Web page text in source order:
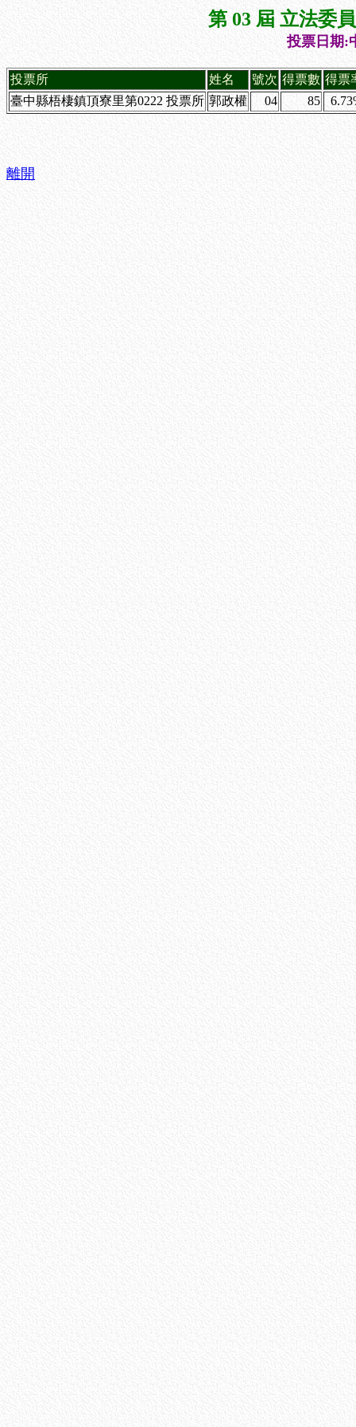
第 03 屆 立法委
投票日期:
投票所 姓名 號次 得票數 得票
臺中縣梧棲鎮頂寮里第0222 投票所 郭政權 04 85
離開